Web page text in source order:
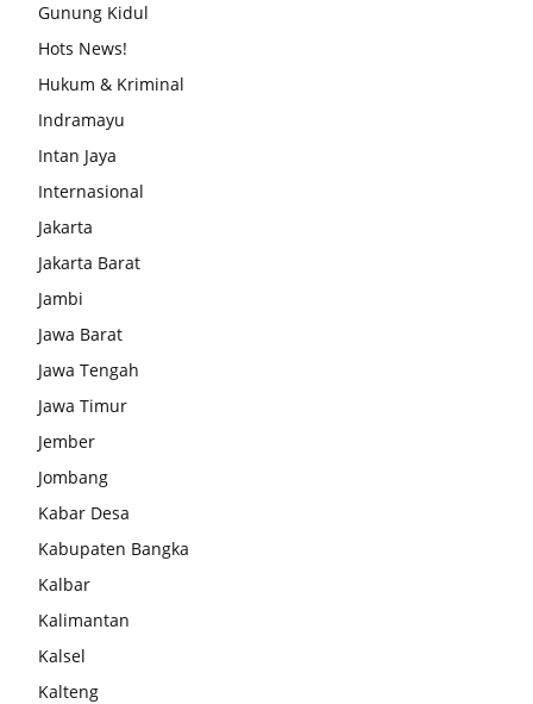
Gunung Kidul
Hots News!
Hukum & Kriminal
Indramayu
Intan Jaya
Internasional
Jakarta
Jakarta Barat
Jambi
Jawa Barat
Jawa Tengah
Jawa Timur
Jember
Jombang
Kabar Desa
Kabupaten Bangka
Kalbar
Kalimantan
Kalsel
Kalteng